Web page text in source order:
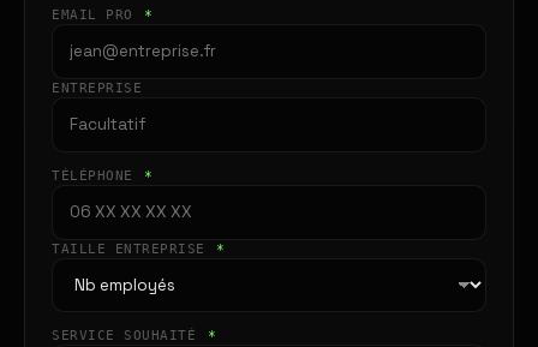
EMAIL PRO *
ENTREPRISE
TÉLÉPHONE *
TAILLE ENTREPRISE *
SERVICE SOUHAITÉ *